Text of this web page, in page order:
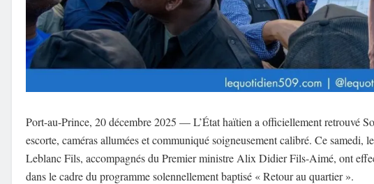
Port-au-Prince, 20 décembre 2025 — L’État haïtien a officiellement retrouvé
escorte, caméras allumées et communiqué soigneusement calibré. Ce samedi,
Leblanc Fils, accompagnés du Premier ministre Alix Didier Fils-Aimé, ont
dans le cadre du programme solennellement baptisé « Retour au quartier ».